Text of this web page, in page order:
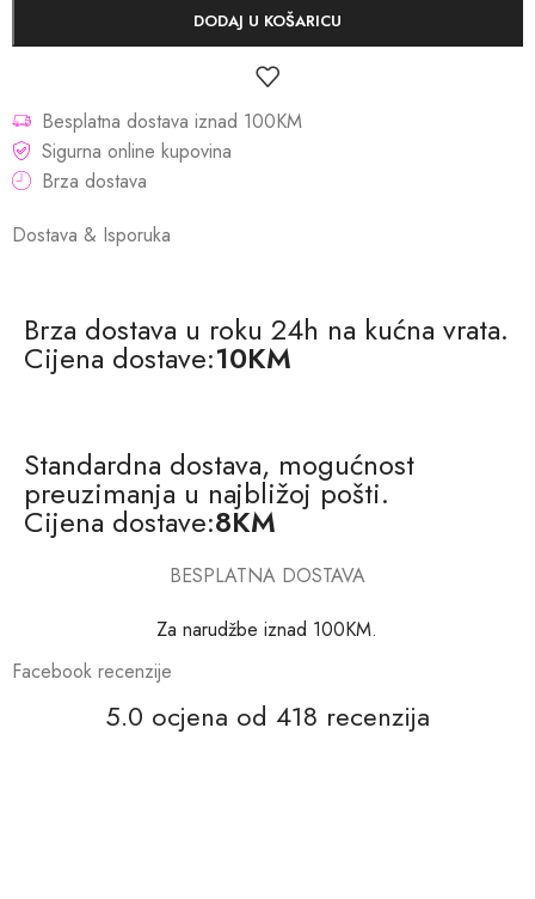
DODAJ U KOŠARICU
Besplatna dostava iznad 100KM
Sigurna online kupovina
Brza dostava
Dostava & Isporuka
Brza dostava u roku 24h na kućna vrata.
Cijena dostave:10KM
Standardna dostava, mogućnost
preuzimanja u najbližoj pošti.
Cijena dostave:8KM
BESPLATNA DOSTAVA
Za narudžbe iznad 100KM.
Facebook recenzije
5.0 ocjena od 418 recenzija